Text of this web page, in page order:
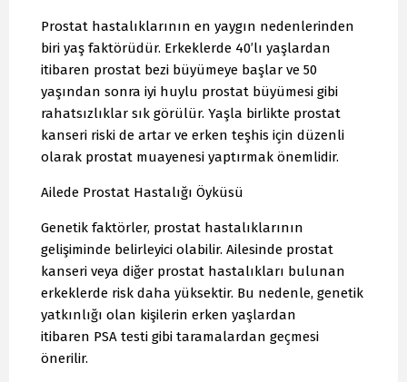
Prostat hastalıklarının en yaygın nedenlerinden
biri yaş faktörüdür. Erkeklerde 40’lı yaşlardan
itibaren prostat bezi büyümeye başlar ve 50
yaşından sonra iyi huylu prostat büyümesi gibi
rahatsızlıklar sık görülür. Yaşla birlikte prostat
kanseri riski de artar ve erken teşhis için düzenli
olarak prostat muayenesi yaptırmak önemlidir.
Ailede Prostat Hastalığı Öyküsü
Genetik faktörler, prostat hastalıklarının
gelişiminde belirleyici olabilir. Ailesinde prostat
kanseri veya diğer prostat hastalıkları bulunan
erkeklerde risk daha yüksektir. Bu nedenle, genetik
yatkınlığı olan kişilerin erken yaşlardan
itibaren PSA testi gibi taramalardan geçmesi
önerilir.